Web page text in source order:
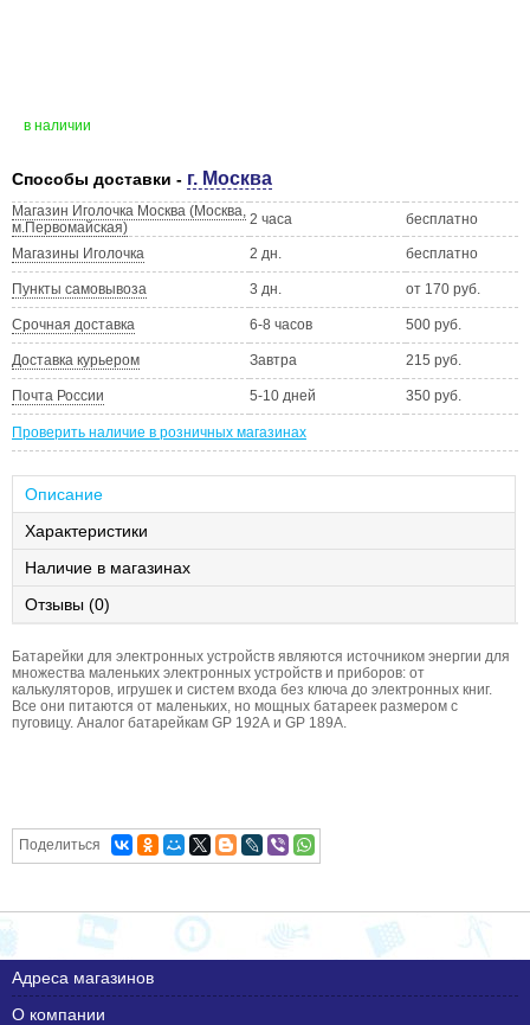
в наличии
Способы доставки - г. Москва
Магазин Иголочка Москва (Москва,
м.Первомайская)
2 часа бесплатно
Магазины Иголочка 2 дн. бесплатно
Пункты самовывоза 3 дн. от 170 руб.
Срочная доставка 6-8 часов 500 руб.
Доставка курьером Завтра 215 руб.
Почта России 5-10 дней 350 руб.
Проверить наличие в розничных магазинах
Описание
Характеристики
Наличие в магазинах
Отзывы (0)
Батарейки для электронных устройств являются источником энергии для
множества маленьких электронных устройств и приборов: от
калькуляторов, игрушек и систем входа без ключа до электронных книг.
Все они питаются от маленьких, но мощных батареек размером с
пуговицу. Аналог батарейкам GP 192А и GP 189А.
Поделиться
Адреса магазинов
О компании